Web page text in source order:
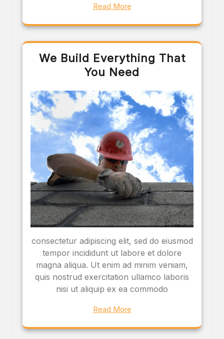
Read More
We Build Everything That
You Need
consectetur adipiscing elit, sed do eiusmod
tempor incididunt ut labore et dolore
magna aliqua. Ut enim ad minim veniam,
quis nostrud exercitation ullamco laboris
nisi ut aliquip ex ea commodo
Read More